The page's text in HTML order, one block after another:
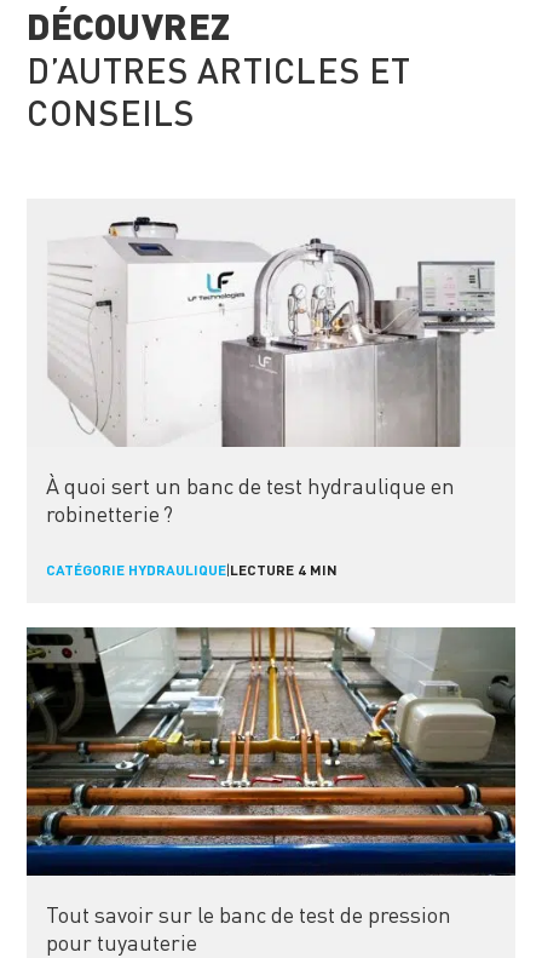
DÉCOUVREZ
D’AUTRES ARTICLES ET
CONSEILS
À quoi sert un banc de test hydraulique en
robinetterie ?
CATÉGORIE HYDRAULIQUE|LECTURE 4 MIN
Tout savoir sur le banc de test de pression
pour tuyauterie